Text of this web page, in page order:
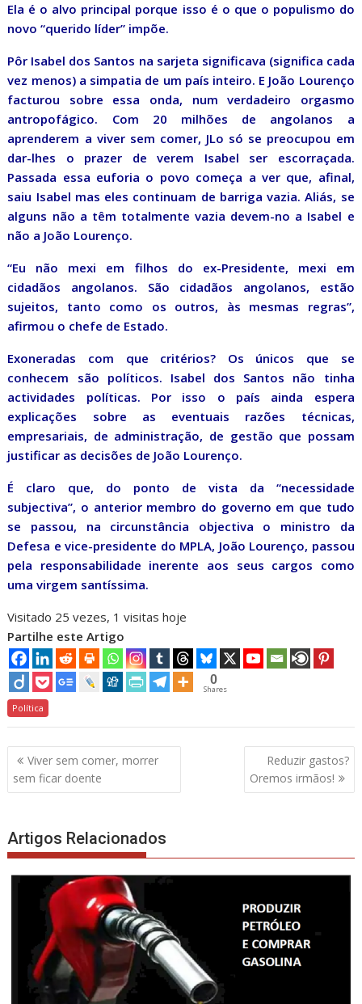
Ela é o alvo principal porque isso é o que o populismo do
novo “querido líder” impõe.
Pôr Isabel dos Santos na sarjeta significava (significa cada
vez menos) a simpatia de um país inteiro. E João Lourenço
facturou sobre essa onda, num verdadeiro orgasmo
antropofágico. Com 20 milhões de angolanos a
aprenderem a viver sem comer, JLo só se preocupou em
dar-lhes o prazer de verem Isabel ser escorraçada.
Passada essa euforia o povo começa a ver que, afinal,
saiu Isabel mas eles continuam de barriga vazia. Aliás, se
alguns não a têm totalmente vazia devem-no a Isabel e
não a João Lourenço.
“Eu não mexi em filhos do ex-Presidente, mexi em
cidadãos angolanos. São cidadãos angolanos, estão
sujeitos, tanto como os outros, às mesmas regras”,
afirmou o chefe de Estado.
Exoneradas com que critérios? Os únicos que se
conhecem são políticos. Isabel dos Santos não tinha
actividades políticas. Por isso o país ainda espera
explicações sobre as eventuais razões técnicas,
empresariais, de administração, de gestão que possam
justificar as decisões de João Lourenço.
É claro que, do ponto de vista da “necessidade
subjectiva”, o anterior membro do governo em que tudo
se passou, na circunstância objectiva o ministro da
Defesa e vice-presidente do MPLA, João Lourenço, passou
pela responsabilidade inerente aos seus cargos como
uma virgem santíssima.
Visitado 25 vezes, 1 visitas hoje
Partilhe este Artigo
0
Shares
Política
Navegação
de
artigos
Viver sem comer, morrer
sem ficar doente
Reduzir gastos?
Oremos irmãos!
Artigos Relacionados